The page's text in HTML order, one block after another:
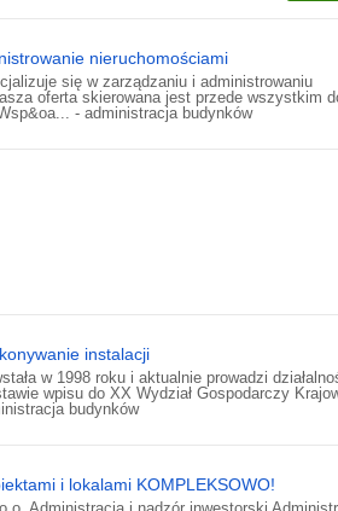
nieruchomościami
się w zarządzaniu i administrowaniu
oferta skierowana jest przede wszystkim
- administracja budynków
instalacji
w 1998 roku i aktualnie prowadzi
wpisu do XX Wydział Gospodarczy
budynków
i lokalami KOMPLEKSOWO!